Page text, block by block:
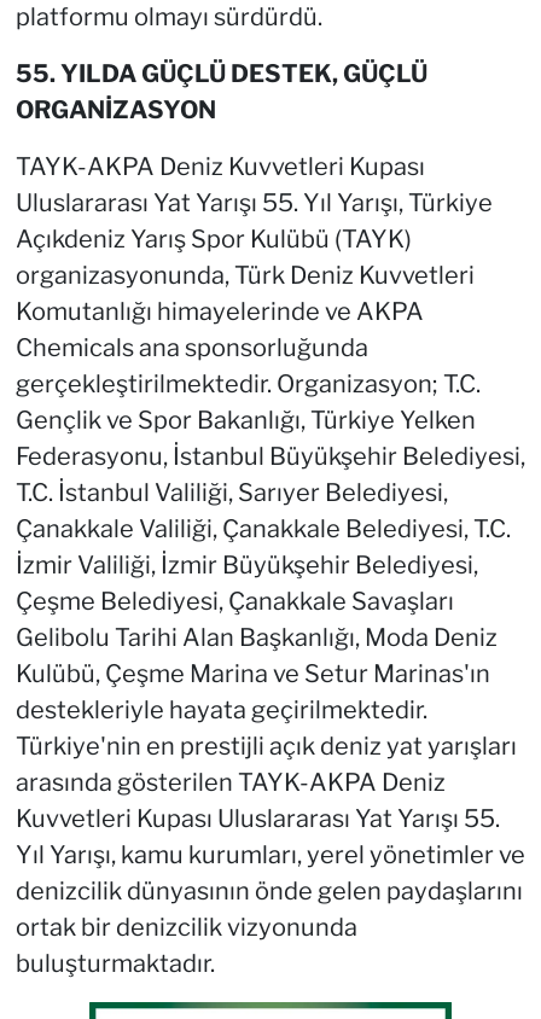
platformu olmayı sürdürdü.
55. YILDA GÜÇLÜ DESTEK, GÜÇLÜ
ORGANİZASYON
TAYK-AKPA Deniz Kuvvetleri Kupası
Uluslararası Yat Yarışı 55. Yıl Yarışı, Türkiye
Açıkdeniz Yarış Spor Kulübü (TAYK)
organizasyonunda, Türk Deniz Kuvvetleri
Komutanlığı himayelerinde ve AKPA
Chemicals ana sponsorluğunda
gerçekleştirilmektedir. Organizasyon; T.C.
Gençlik ve Spor Bakanlığı, Türkiye Yelken
Federasyonu, İstanbul Büyükşehir Belediyesi,
T.C. İstanbul Valiliği, Sarıyer Belediyesi,
Çanakkale Valiliği, Çanakkale Belediyesi, T.C.
İzmir Valiliği, İzmir Büyükşehir Belediyesi,
Çeşme Belediyesi, Çanakkale Savaşları
Gelibolu Tarihi Alan Başkanlığı, Moda Deniz
Kulübü, Çeşme Marina ve Setur Marinas'ın
destekleriyle hayata geçirilmektedir.
Türkiye'nin en prestijli açık deniz yat yarışları
arasında gösterilen TAYK-AKPA Deniz
Kuvvetleri Kupası Uluslararası Yat Yarışı 55.
Yıl Yarışı, kamu kurumları, yerel yönetimler ve
denizcilik dünyasının önde gelen paydaşlarını
ortak bir denizcilik vizyonunda
buluşturmaktadır.